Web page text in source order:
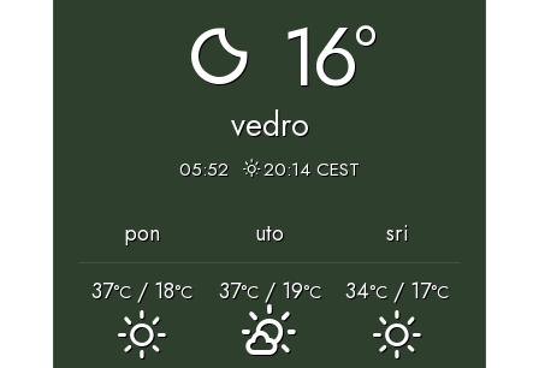
16°
vedro
05:52 20:14 CEST
pon uto
sri
37°C / 18°C 37°C/ 19°C 34°C / 17°C